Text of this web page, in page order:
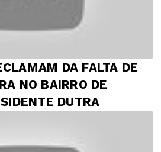
DA FALTA DE
NO BAIRRO DE
DUTRA